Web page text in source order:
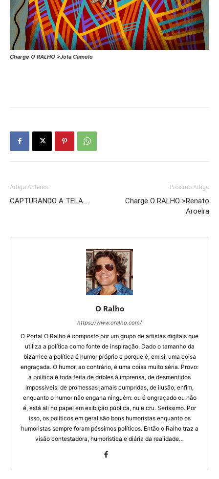
Charge O RALHO >Jota Camelo
Artigo Anterior
CAPTURANDO A TELA….
Próximo Artigo
Charge O RALHO >Renato
Aroeira
O Ralho
https://www.oralho.com/
O Portal O Ralho é composto por um grupo de artistas digitais que
utiliza a política como fonte de inspiração. Dado o tamanho da
bizarrice a política é humor próprio e porque é, em si, uma coisa
engraçada. O humor, ao contrário, é uma coisa muito séria. Provo:
a política é toda feita de dribles à imprensa, de desmentidos
impossíveis, de promessas jamais cumpridas, de ilusão, enfim,
enquanto o humor não engana ninguém: ou é engraçado ou não
é, está ali no papel em exibição pública, nu e cru. Seríssimo. Por
isso, os políticos em geral são bons humoristas enquanto os
humoristas sempre foram péssimos políticos. Então o Ralho traz a
visão contestadora, humorística e diária da realidade…